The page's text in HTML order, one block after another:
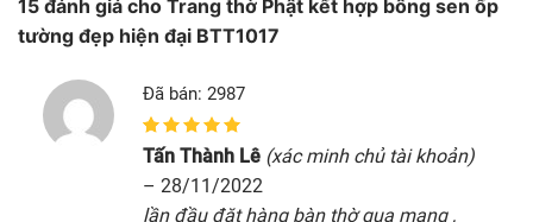
15 đánh giá cho Trang thờ Phật kết hợp bông sen ốp
tường đẹp hiện đại BTT1017
Đã bán: 2987
5trên 5 dựa
trên
1
đánh giá
Tấn Thành Lê (xác minh chủ tài khoản)
– 28/11/2022
lần đầu đặt hàng bàn thờ qua mạng ,